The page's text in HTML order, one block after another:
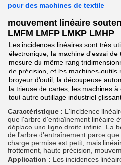
pour des machines de textile
mouvement linéaire
LMFM LMFP LMKP LMHP
Les incidences linéaires sont très
électronique, la machine d'essai de
mesure du même rang
de précision, et les machines-outils
broyeur d'outil, la découpeuse
la trieuse de cartes, les machines
tout autre outillage industriel
Caractéristique : L'incidence
que l'arbre d'entraînement linéaire
déplace une ligne droite infinie. La
de l'arbre d'entraînement parce
charge permise est petit, mais
frottement, haute précision,
Application : Les incidences